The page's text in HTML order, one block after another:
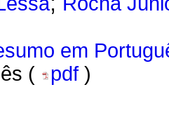
em
(
pdf )